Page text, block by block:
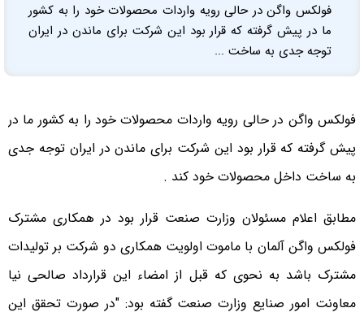
فولکس واگن در حالی رویه واردات محصولات خود را به کشور
ما در پیش گرفته که قرار بود این شرکت برای ماندن در ایران
توجه جدی به ساخت ...
فولکس واگن در حالی رویه واردات محصولات خود را به کشور ما در
پیش گرفته که قرار بود این شرکت برای ماندن در ایران توجه جدی
به ساخت داخل محصولات خود کند .
مطابق اعلام مسئولان وزارت صنعت قرار بود در همکاری مشترک
فولکس واگن آلمان با ماموت اولویت همکاری دو شرکت بر تولیدات
مشترک باشد به نحوی که قبل از امضاء این قرارداد صالحی نیا
معاونت امور صنایع وزارت صنعت گفته بود: "در صورت تحقق این